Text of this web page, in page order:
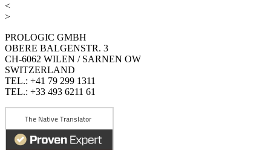
<
>
PROLOGIC GMBH
OBERE BALGENSTR. 3
CH-6062 WILEN / SARNEN OW
SWITZERLAND
TEL.: +41 79 299 1311
TEL.: +33 493 6211 61